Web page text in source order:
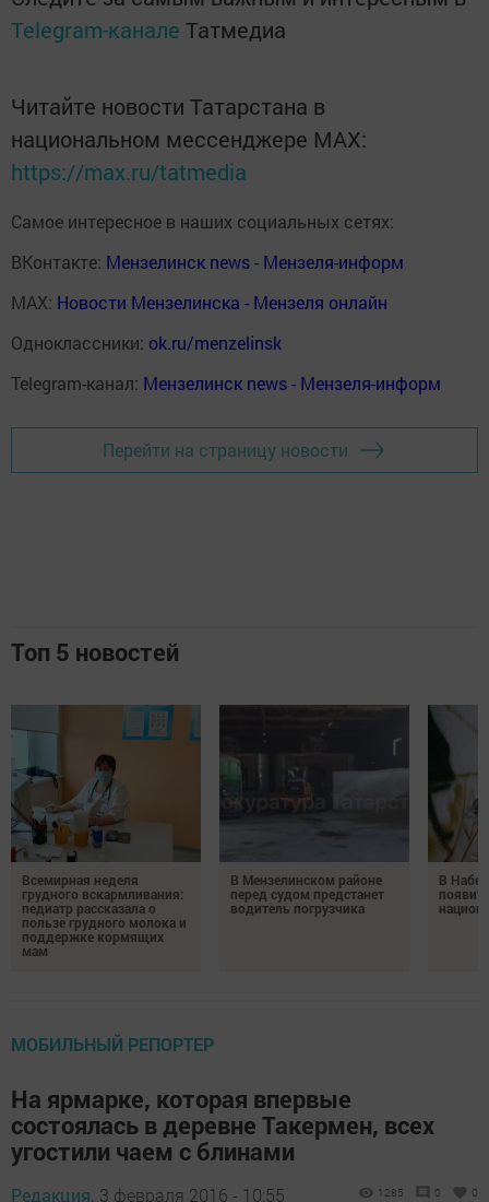
Telegram-канале Татмедиа
Читайте новости Татарстана в
национальном мессенджере MАХ:
https://max.ru/tatmedia
Самое интересное в наших социальных сетях:
ВКонтакте: Мензелинск news - Мензеля-информ
MAX: Новости Мензелинска - Мензеля онлайн
Одноклассники: ok.ru/menzelinsk
Telegram-канал: Мензелинск news - Мензеля-информ
Перейти на страницу новости
Топ 5 новостей
Всемирная неделя
грудного вскармливания:
педиатр рассказала о
пользе грудного молока и
поддержке кормящих
мам
В Мензелинском районе
перед судом предстанет
водитель погрузчика
В
МОБИЛЬНЫЙ РЕПОРТЕР
На ярмарке, которая впервые
состоялась в деревне Такермен, всех
угостили чаем с блинами
Редакция, 3 февраля 2016 - 10:55 1285 0 0